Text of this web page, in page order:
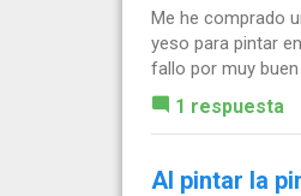
Me he comprado
yeso para pintar
fallo por muy buen
1 respuesta
Al pintar la